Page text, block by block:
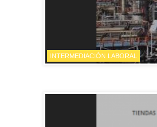
INTERMEDIACIÓN LABORAL